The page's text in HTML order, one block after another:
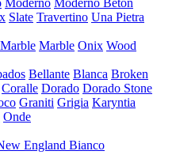
Moderno Moderno Beton
Slate Travertino Una Pietra
Marble Onix Wood
Bellante Blanca Broken
Coralle Dorado Dorado Stone
Graniti Grigia Karyntia
Onde
England Bianco